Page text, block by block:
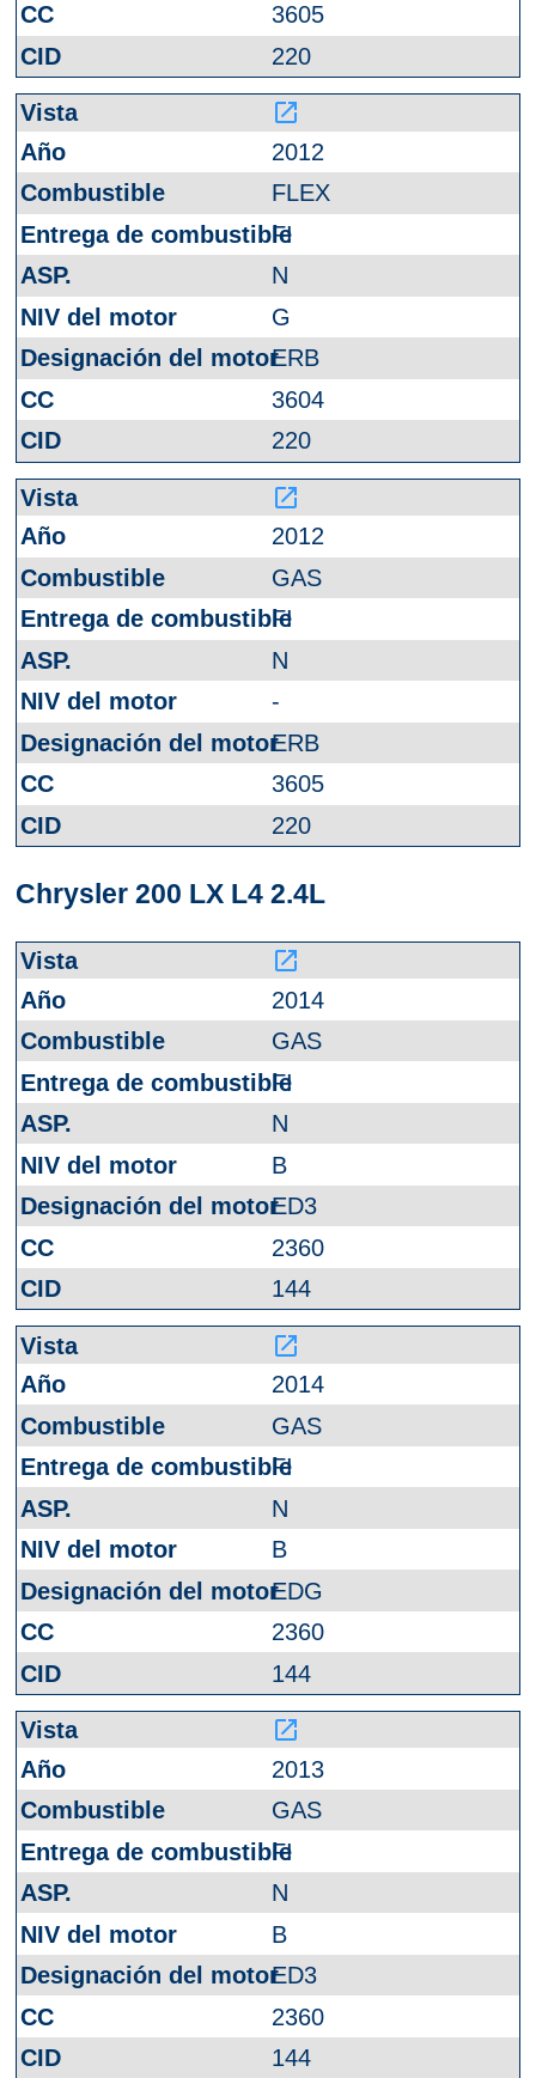
3605
220
launch
2012
FLEX
FI
N
G
ERB
3604
220
launch
2012
GAS
FI
N
-
ERB
3605
220
Chrysler 200 LX L4 2.4L
launch
2014
GAS
FI
N
B
ED3
2360
144
launch
2014
GAS
FI
N
B
EDG
2360
144
launch
2013
GAS
FI
N
B
ED3
2360
144